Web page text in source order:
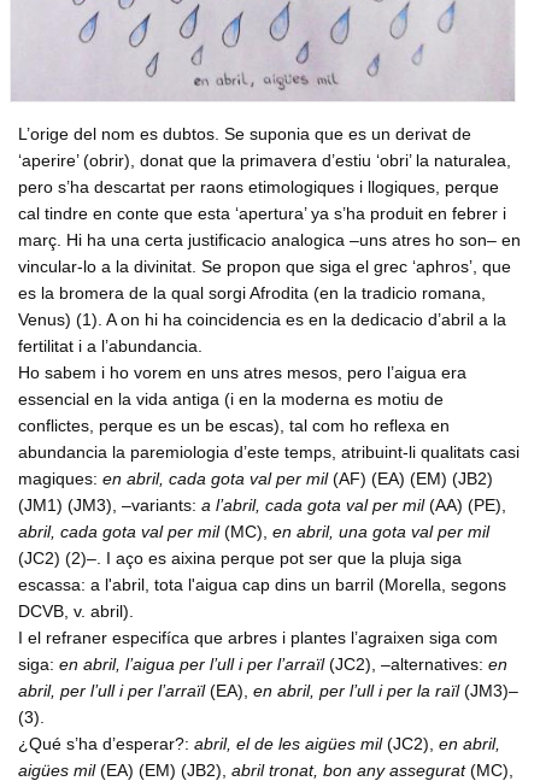
Infraestructures
Opinio
Societat
Denuncia social
ACNV
Economia
Formacio complementaria
Normes d'El Puig
Usuari*
Crear nou conte
Solicitar una nova contrasenya
Contactar
Cursos IEV
L’orige del nom es dubtos. Se suponia que es un derivat de
‘aperire’ (obrir), donat que la primavera d’estiu ‘obri’ la naturalea,
pero s’ha descartat per raons etimologiques i llogiques, perque
cal tindre en conte que esta ‘apertura’ ya s’ha produit en febrer i
març. Hi ha una certa justificacio analogica –uns atres ho son– en
vincular-lo a la divinitat. Se propon que siga el grec ‘aphros’, que
es la bromera de la qual sorgi Afrodita (en la tradicio romana,
Venus) (1). A on hi ha coincidencia es en la dedicacio d’abril a la
fertilitat i a l’abundancia.
Ho sabem i ho vorem en uns atres mesos, pero l’aigua era
essencial en la vida antiga (i en la moderna es motiu de
conflictes, perque es un be escas), tal com ho reflexa en
abundancia la paremiologia d’este temps, atribuint-li qualitats casi
magiques: en abril, cada gota val per mil(AF) (EA) (EM) (JB2)
(JM1) (JM3), –variants: a l’abril, cada gota val per mil(AA) (PE),
abril, cada gota val per mil(MC), en abril, una gota val per mil
(JC2) (2)–. I aço es aixina perque pot ser que la pluja siga
escassa: a l'abril, tota l'aigua cap dins un barril (Morella, segons
DCVB, v. abril).
I el refraner especifíca que arbres i plantes l’agraixen siga com
siga: en abril, l’aigua per l’ull i per l’arraïl(JC2), –alternatives: en
abril, per l’ull i per l’arraïl(EA), en abril, per l’ull i per la raïl(JM3)–
(3).
¿Qué s’ha d’esperar?: abril, el de les aigües mil(JC2), en abril,
aigües mil(EA) (EM) (JB2), abril tronat, bon any assegurat(MC),